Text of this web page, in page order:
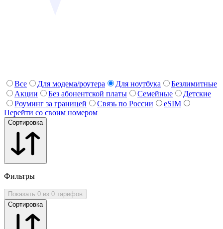
Все Для модема/роутера Для ноутбука
Безлимитные
Акции
Без абонентской платы Семейные
Детские
Роуминг за границей
Связь по России
eSIM
Перейти со своим номером
Сортировка
Фильтры
Показать 0 из 0 тарифов
Сортировка